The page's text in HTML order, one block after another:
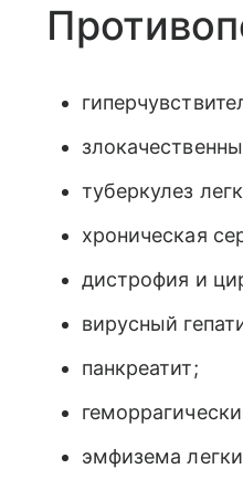
туберкулез
хроническая
дистрофия и
вирусный
панкреатит;
эмфизема